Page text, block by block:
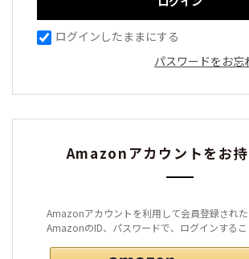
ログインしたままにする
パスワードをお忘
Amazonアカウントをお
Amazonアカウントを利用して会員登録された
AmazonのID、パスワードで、ログインするこ